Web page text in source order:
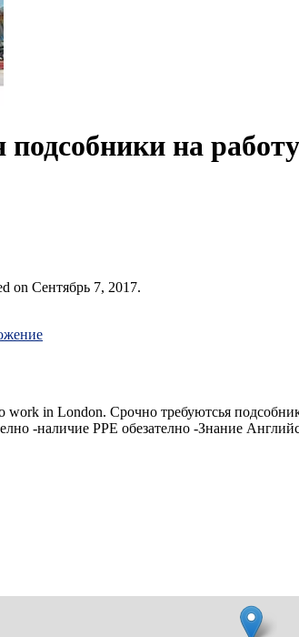
подсобники на
on Сентябрь 7, 2017.
in London. Срочно требуютсья
-наличие PPE обезателно -Знание